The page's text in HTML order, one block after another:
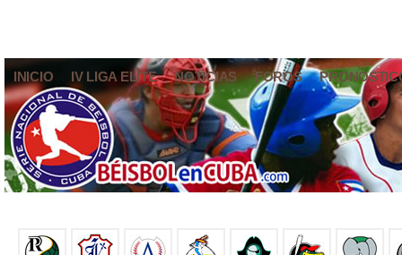
INICIO IV LIGA ELITE NOTICIAS FOROS